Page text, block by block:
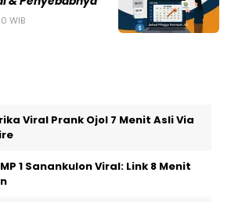
WIB
Viral Prank Ojol 7 Menit Asli Via
1 Sanankulon Viral: Link 8 Menit